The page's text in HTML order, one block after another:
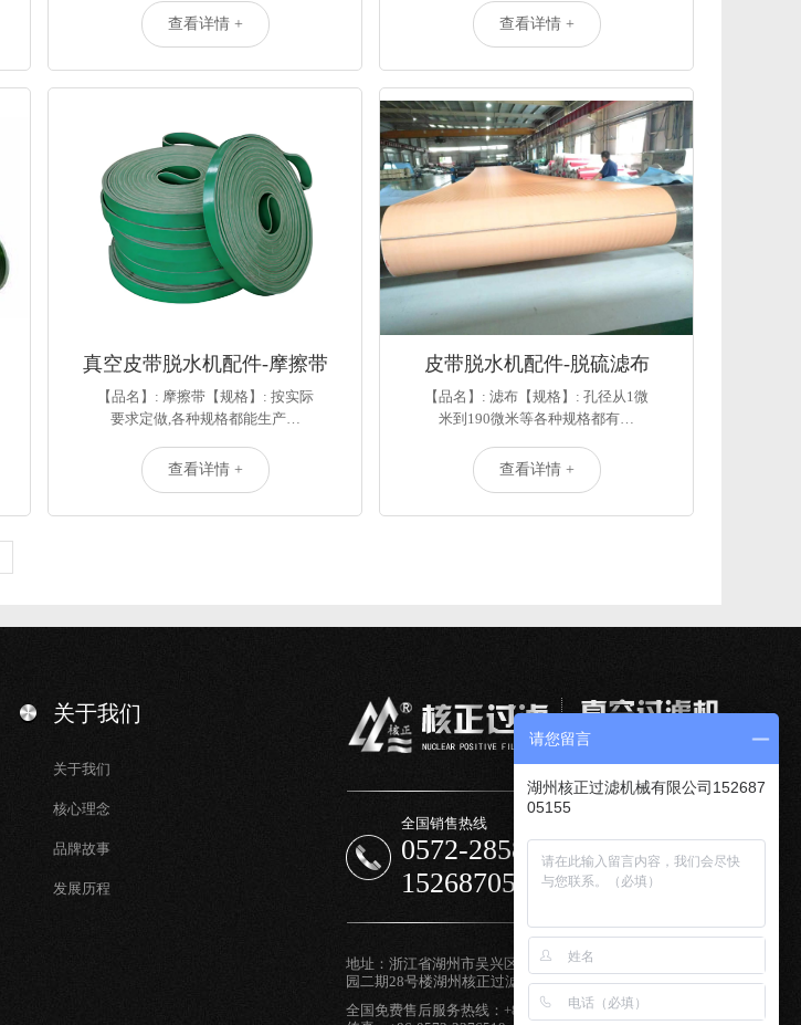
查看详情 +
查看详情 +
真空皮带脱水机配件-摩擦带
【品名】: 摩擦带【规格】: 按实际
要求定做,各种规格都能生产…
查看详情 +
皮带脱水机配件-脱硫滤布
【品名】: 滤布【规格】: 孔径从1微
米到190微米等各种规格都有…
查看详情 +
关于我们
关于我们
核心理念
品牌故事
发展历程
全国销售热线
0572-2858121
15268705155
地址：浙江省湖州市吴兴区树庄路中小微企业智能制造产业
园二期28号楼湖州核正过滤机械有限公司
全国免费售后服务热线：+86-15957270087
请您留言
湖州核正过滤机械有限公司152687
05155